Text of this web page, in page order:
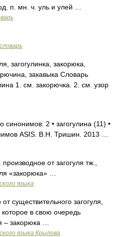
п. мн. ч. уль и улей …
загогулинка, закорюка,
закавыка Словарь
1. см. закорючка. 2. см. узор
2 • загогулина (11) •
ASIS. В.Н. Тришин. 2013 …
от загогуля тж.,
«закорюка» …
языка
существительного загогуля,
в свою очередь
– закорюка …
языка Крылова